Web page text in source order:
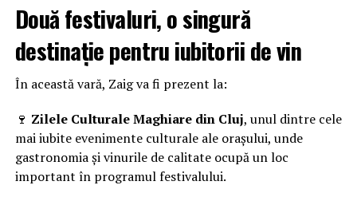
Două festivaluri, o singură
destinație pentru iubitorii de vin
În această vară, Zaig va fi prezent la:
🍷 Zilele Culturale Maghiare din Cluj, unul dintre cele
mai iubite evenimente culturale ale orașului, unde
gastronomia și vinurile de calitate ocupă un loc
important în programul festivalului.